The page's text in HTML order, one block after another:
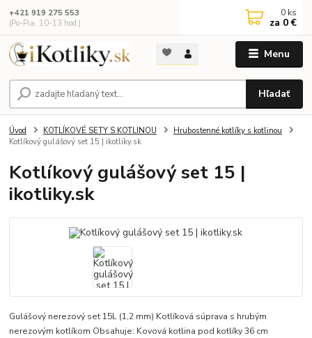
Menu
Hľadať
+421 919 275 553
(Po-Pia, 10-13 hod.)
0 ks
za 0 €
Úvod KOTLÍKOVÉ SETY S KOTLINOU
Hrubostenné kotlíky s kotlinou
Kotlíkový gulášový set 15 | ikotliky.sk
Kotlíkový gulášový set 15 |
ikotliky.sk
Gulášový nerezový set 15L (1,2 mm) Kotlíková súprava s hrubým
nerezovým kotlíkom Obsahuje: Kovová kotlina pod kotlíky 36 cm